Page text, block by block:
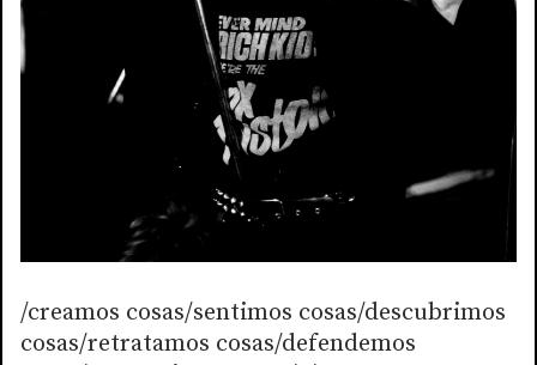
/creamos cosas/sentimos cosas/descubrimos
cosas/retratamos cosas/defendemos